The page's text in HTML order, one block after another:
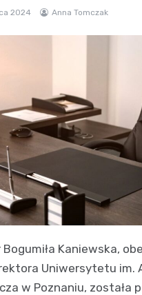
2024 Anna Tomczak
Kaniewska,
Uniwersytetu im.
w Poznaniu, została